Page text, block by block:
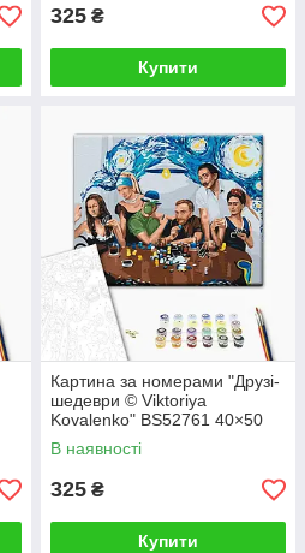
325 ₴
Купити
Картина за номерами "Друзі-
шедеври © Viktoriya
Kovalenko" BS52761 40×50
см
В наявності
325 ₴
Купити